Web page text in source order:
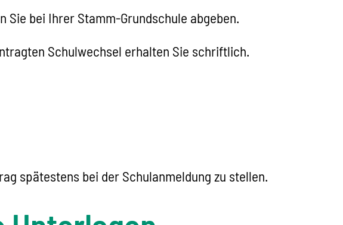
Sie bei Ihrer Stamm-Grundschule abgeben.
Schulwechsel erhalten Sie schriftlich.
spätestens bei der Schulanmeldung zu stellen.